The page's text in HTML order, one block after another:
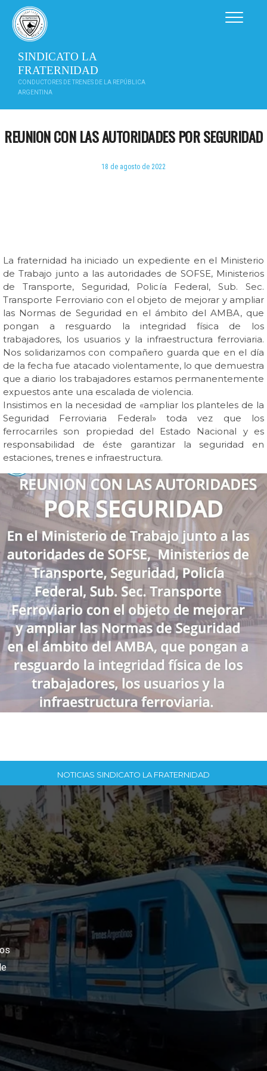
contenido
SINDICATO LA
FRATERNIDAD
CONDUCTORES DE TRENES DE LA REPÚBLICA
ARGENTINA
REUNION CON LAS AUTORIDADES POR SEGURIDAD
18 de agosto de 2022
La fraternidad ha iniciado un expediente en el Ministerio
de Trabajo junto a las autoridades de SOFSE, Ministerios
de Transporte, Seguridad, Policía Federal, Sub. Sec.
Transporte Ferroviario con el objeto de mejorar y ampliar
las Normas de Seguridad en el ámbito del AMBA, que
pongan a resguardo la integridad física de los
trabajadores, los usuarios y la infraestructura ferroviaria.
Nos solidarizamos con compañero guarda que en el día
de la fecha fue atacado violentamente, lo que demuestra
que a diario los trabajadores estamos permanentemente
expuestos ante una escalada de violencia.
Insistimos en la necesidad de «ampliar los planteles de la
Seguridad Ferroviaria Federal» toda vez que los
ferrocarriles son propiedad del Estado Nacional y es
responsabilidad de éste garantizar la seguridad en
estaciones, trenes e infraestructura.
NOTICIAS SINDICATO LA FRATERNIDAD